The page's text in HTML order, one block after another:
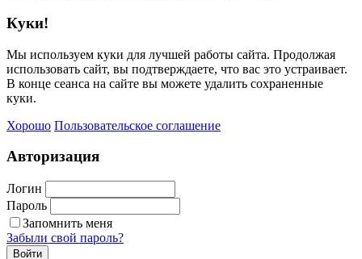
Куки!
Мы используем куки для лучшей работы сайта. Продолжая
использовать сайт, вы подтверждаете, что вас это устраивает.
В конце сеанса на сайте вы можете удалить сохраненные
куки.
Хорошо Пользовательское соглашение
Авторизация
Логин
Пароль
Запомнить меня
Забыли свой пароль?
Войти